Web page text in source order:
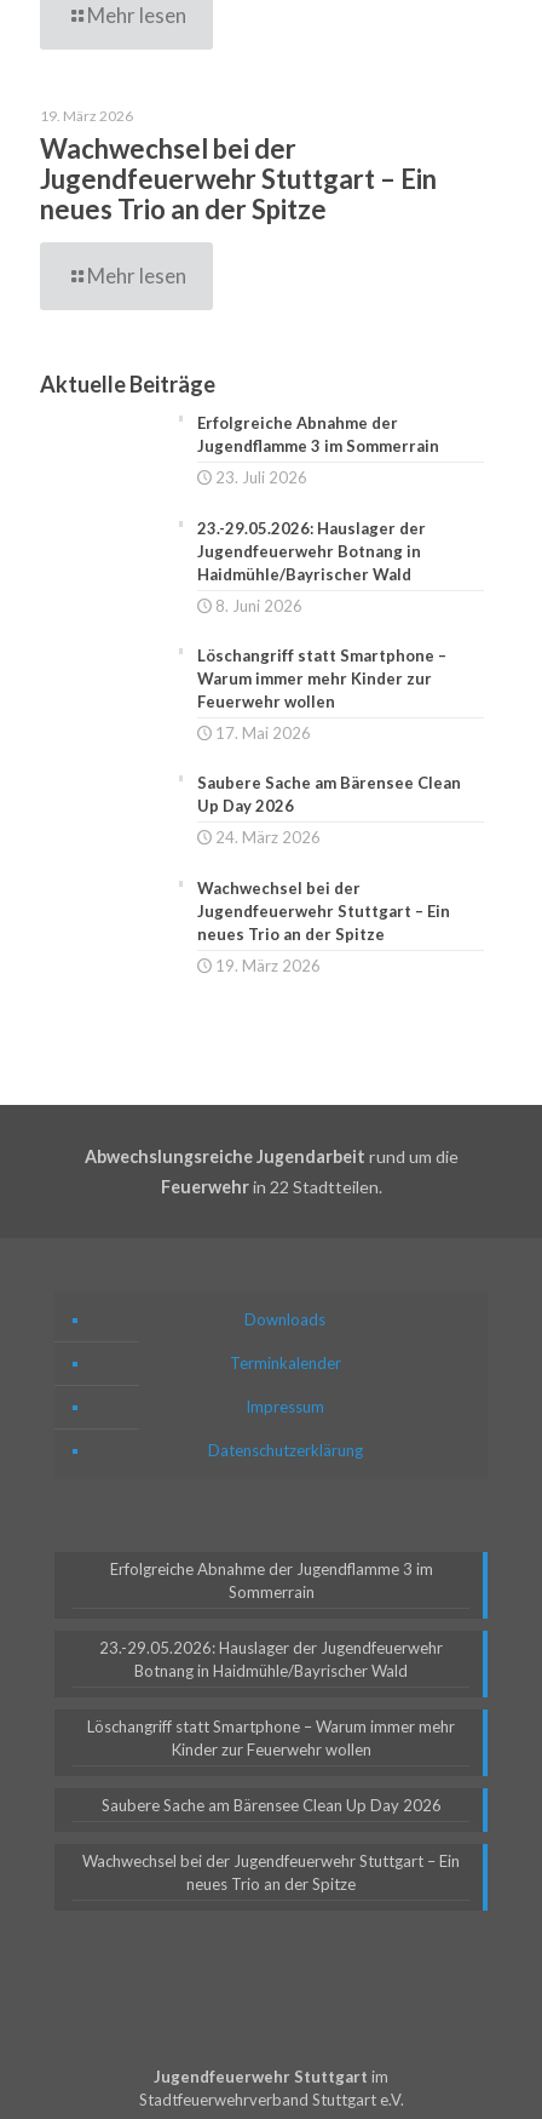
Mehr lesen
19. März 2026
Wachwechsel bei der
Jugendfeuerwehr Stuttgart – Ein
neues Trio an der Spitze
Mehr lesen
Aktuelle Beiträge
Erfolgreiche Abnahme der
Jugendflamme 3 im Sommerrain
23. Juli 2026
23.-29.05.2026: Hauslager der
Jugendfeuerwehr Botnang in
Haidmühle/Bayrischer Wald
8. Juni 2026
Löschangriff statt Smartphone –
Warum immer mehr Kinder zur
Feuerwehr wollen
17. Mai 2026
Saubere Sache am Bärensee Clean
Up Day 2026
24. März 2026
Wachwechsel bei der
Jugendfeuerwehr Stuttgart – Ein
neues Trio an der Spitze
19. März 2026
Abwechslungsreiche Jugendarbeit rund um die
Feuerwehrin 22 Stadtteilen.
Downloads
Terminkalender
Impressum
Datenschutzerklärung
Erfolgreiche Abnahme der Jugendflamme 3 im
Sommerrain
23.-29.05.2026: Hauslager der Jugendfeuerwehr
Botnang in Haidmühle/Bayrischer Wald
Löschangriff statt Smartphone – Warum immer mehr
Kinder zur Feuerwehr wollen
Saubere Sache am Bärensee Clean Up Day 2026
Wachwechsel bei der Jugendfeuerwehr Stuttgart – Ein
neues Trio an der Spitze
Jugendfeuerwehr Stuttgart im
Stadtfeuerwehrverband Stuttgart e.V.